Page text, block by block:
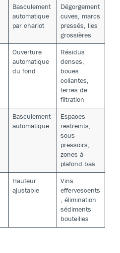
Basculement
automatique
par chariot
Dégorgement
cuves, marcs
pressés, lies
grossières
Ouverture
automatique
du fond
Résidus
denses,
boues
collantes,
terres de
filtration
Basculement
automatique
Espaces
restreints,
sous
pressoirs,
zones à
plafond bas
Hauteur
ajustable
Vins
effervescents
, élimination
sédiments
bouteilles